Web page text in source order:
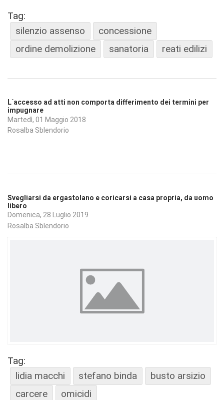
Tag:
silenzio assenso
concessione
ordine demolizione
sanatoria reati edilizi
L´accesso ad atti non comporta differimento dei termini per
impugnare
Martedì, 01 Maggio 2018
Rosalba Sblendorio
Svegliarsi da ergastolano e coricarsi a casa propria, da uomo
libero
Domenica, 28 Luglio 2019
Rosalba Sblendorio
Tag:
lidia macchi
stefano binda
busto arsizio
carcere
omicidi